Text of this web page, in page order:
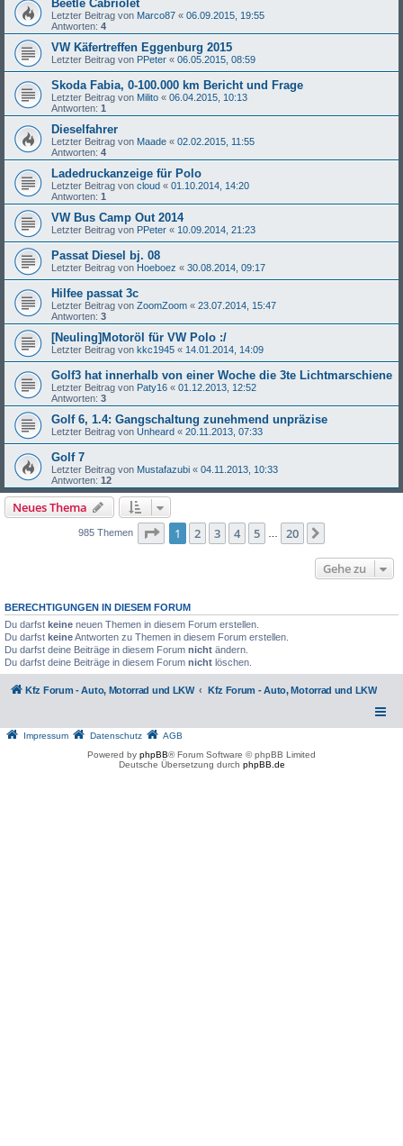
Beetle Cabriolet
Letzter Beitrag von Marco87 « 06.09.2015, 19:55
Antworten: 4
VW Käfertreffen Eggenburg 2015
Letzter Beitrag von PPeter « 06.05.2015, 08:59
Skoda Fabia, 0-100.000 km Bericht und Frage
Letzter Beitrag von Milito « 06.04.2015, 10:13
Antworten: 1
Dieselfahrer
Letzter Beitrag von Maade « 02.02.2015, 11:55
Antworten: 4
Ladedruckanzeige für Polo
Letzter Beitrag von cloud « 01.10.2014, 14:20
Antworten: 1
VW Bus Camp Out 2014
Letzter Beitrag von PPeter « 10.09.2014, 21:23
Passat Diesel bj. 08
Letzter Beitrag von Hoeboez « 30.08.2014, 09:17
Hilfee passat 3c
Letzter Beitrag von ZoomZoom « 23.07.2014, 15:47
Antworten: 3
[Neuling]Motoröl für VW Polo :/
Letzter Beitrag von kkc1945 « 14.01.2014, 14:09
Golf3 hat innerhalb von einer Woche die 3te Lichtmarschiene
Letzter Beitrag von Paty16 « 01.12.2013, 12:52
Antworten: 3
Golf 6, 1.4: Gangschaltung zunehmend unpräzise
Letzter Beitrag von Unheard « 20.11.2013, 07:33
Golf 7
Letzter Beitrag von Mustafazubi « 04.11.2013, 10:33
Antworten: 12
Neues Thema
985 Themen Seite 1von 20
1 2 3 4 5 … 20
Gehe zu
BERECHTIGUNGEN IN DIESEM FORUM
Du darfst keine neuen Themen in diesem Forum erstellen.
Du darfst keineAntworten zu Themen in diesem Forum erstellen.
Du darfst deine Beiträge in diesem Forum nicht ändern.
Du darfst deine Beiträge in diesem Forum nicht löschen.
Kfz Forum - Auto, Motorrad und LKW Kfz Forum - Auto, Motorrad und LKW
Impressum Datenschutz
AGB
Powered by phpBB® Forum Software © phpBB Limited
Deutsche Übersetzung durch phpBB.de